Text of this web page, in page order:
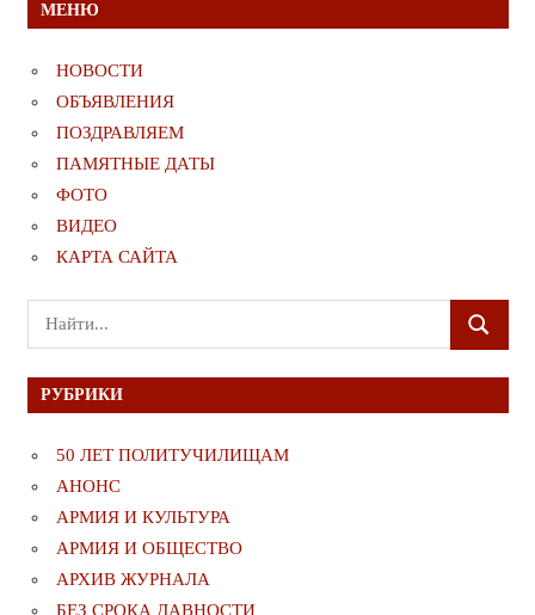
МЕНЮ
НОВОСТИ
ОБЪЯВЛЕНИЯ
ПОЗДРАВЛЯЕМ
ПАМЯТНЫЕ ДАТЫ
ФОТО
ВИДЕО
КАРТА САЙТА
Поиск
для:
ПОИСК
РУБРИКИ
50 ЛЕТ ПОЛИТУЧИЛИЩАМ
АНОНС
АРМИЯ И КУЛЬТУРА
АРМИЯ И ОБЩЕСТВО
АРХИВ ЖУРНАЛА
БЕЗ СРОКА ДАВНОСТИ